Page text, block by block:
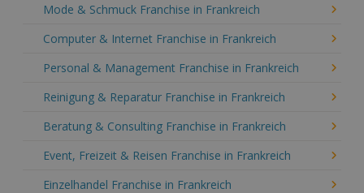
Mode & Schmuck Franchise in Frankreich
Computer & Internet Franchise in Frankreich
Personal & Management Franchise in Frankreich
Reinigung & Reparatur Franchise in Frankreich
Beratung & Consulting Franchise in Frankreich
Event, Freizeit & Reisen Franchise in Frankreich
Einzelhandel Franchise in Frankreich